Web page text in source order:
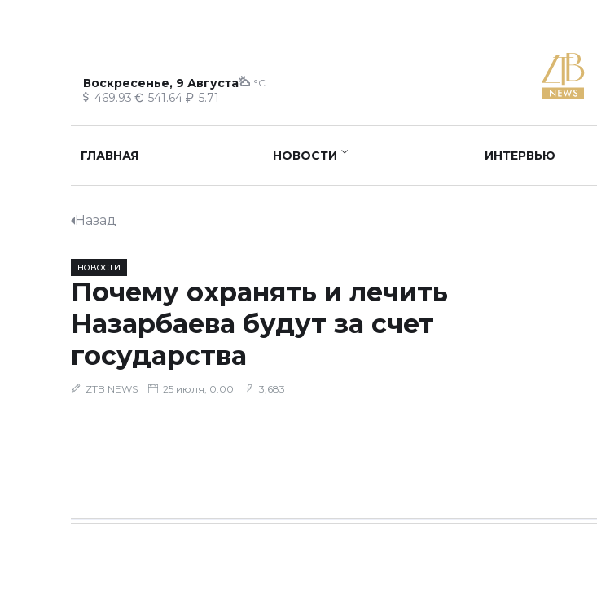
Воскресенье, 9 Августа °C
469.93 541.64 5.71
ГЛАВНАЯ НОВОСТИ ИНТЕРВЬЮ
Назад
НОВОСТИ
Почему охранять и лечить
Назарбаева будут за счет
государства
ZTB NEWS 25 июля, 0:00 3,683